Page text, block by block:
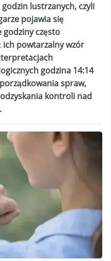
lustrzanych, czyli
pojawia się
godziny często
ich powtarzalny wzór
godzina 14:14
spraw,
kontroli nad